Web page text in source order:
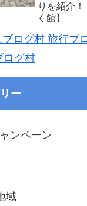
りを紹介
く館】
ログ村
ー
ンペーン
域